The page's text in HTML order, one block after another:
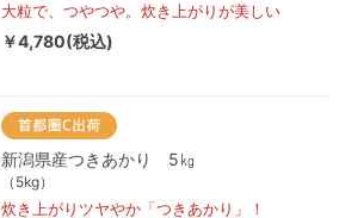
大粒で、つやつや。炊き上がりが美しい
￥4,780(税込)
新潟県産つきあかり 5㎏
（5kg）
炊き上がりツヤやか「つきあかり」！